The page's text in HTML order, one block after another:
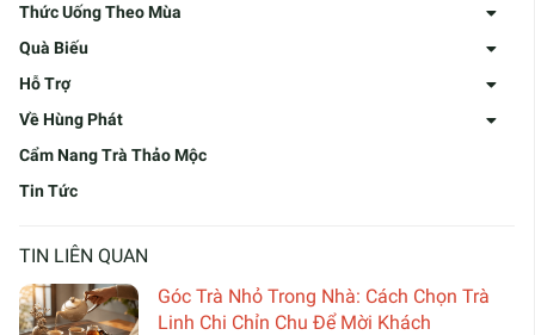
Thức Uống Theo Mùa
Quà Biếu
Hỗ Trợ
Về Hùng Phát
Cẩm Nang Trà Thảo Mộc
Tin Tức
TIN LIÊN QUAN
Góc Trà Nhỏ Trong Nhà: Cách Chọn Trà
Linh Chi Chỉn Chu Để Mời Khách